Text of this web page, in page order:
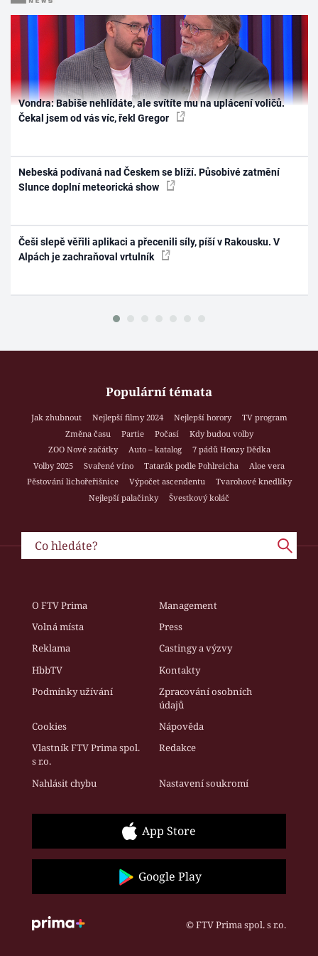
Vondra: Babiše nehlídáte, ale svítíte mu na uplácení voličů.
Čekal jsem od vás víc, řekl Gregor
Nebeská podívaná nad Českem se blíží. Působivé zatmění
Slunce doplní meteorická show
Češi slepě věřili aplikaci a přecenili síly, píší v Rakousku. V
Alpách je zachraňoval vrtulník
Populární témata
Jak zhubnout Nejlepší filmy 2024 Nejlepší horory
TV program
Změna času
Partie Počasí
Kdy budou volby
ZOO Nové začátky
Auto – katalog
7 pádů Honzy Dědka
Volby 2025
Svařené víno Tatarák podle Pohlreicha
Aloe vera
Pěstování lichořeřišnice
Výpočet ascendentu
Tvarohové knedlíky
Nejlepší palačinky
Švestkový koláč
O FTV Prima
Management
Volná místa
Press
Reklama
Castingy a výzvy
HbbTV
Kontakty
Podmínky užívání
Zpracování osobních
údajů
Cookies
Nápověda
Vlastník FTV Prima spol.
s r.o.
Redakce
Nahlásit chybu Nastavení soukromí
App Store
Google Play
© FTV Prima spol. s r.o.